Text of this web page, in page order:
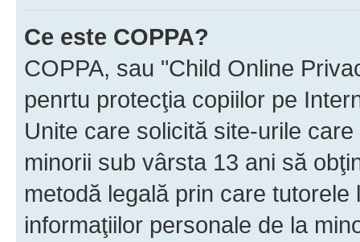
Ce este COPPA?
COPPA, sau "Child Online
penrtu protecţia copiilor pe
Unite care solicită site-urile
minorii sub vârsta 13 ani să
metodă legală prin care
informaţiilor personale de la